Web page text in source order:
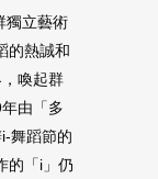
獨立藝術
的熱誠和
喚起群
由「多
舞蹈節的
的「i」仍